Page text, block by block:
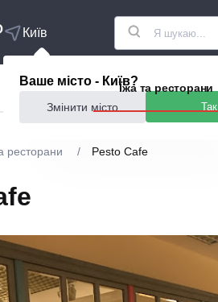
Київ
Ваше місто - Київ?
Змінити місто Так
Акції Їжа та ресторани
ресторани / Pesto Cafe